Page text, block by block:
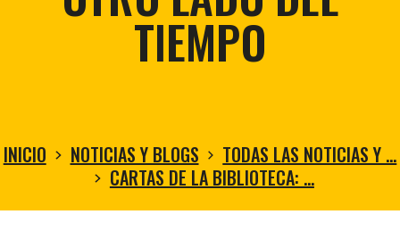
TIEMPO
INICIO NOTICIAS Y BLOGS
TODAS LAS NOTICIAS Y …
CARTAS DE LA BIBLIOTECA: …